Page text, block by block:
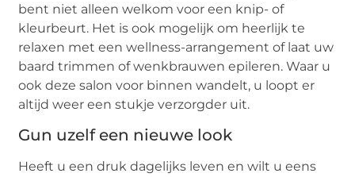
bent niet alleen welkom voor een knip- of
kleurbeurt. Het is ook mogelijk om heerlijk te
relaxen met een wellness-arrangement of laat uw
baard trimmen of wenkbrauwen epileren. Waar u
ook deze salon voor binnen wandelt, u loopt er
altijd weer een stukje verzorgder uit.
Gun uzelf een nieuwe look
Heeft u een druk dagelijks leven en wilt u eens